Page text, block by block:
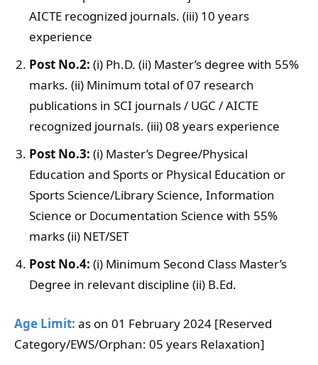
AICTE recognized journals. (iii) 10 years
experience
Post No.2: (i) Ph.D. (ii) Master’s degree with 55%
marks. (ii) Minimum total of 07 research
publications in SCI journals / UGC / AICTE
recognized journals. (iii) 08 years experience
Post No.3: (i) Master’s Degree/Physical
Education and Sports or Physical Education or
Sports Science/Library Science, Information
Science or Documentation Science with 55%
marks (ii) NET/SET
Post No.4: (i) Minimum Second Class Master’s
Degree in relevant discipline (ii) B.Ed.
Age Limit: as on 01 February 2024 [Reserved
Category/EWS/Orphan: 05 years Relaxation]